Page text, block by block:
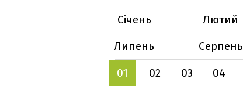
Січень
Лютий
Липень
Серпень
01
02 03 04